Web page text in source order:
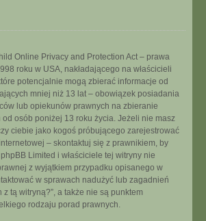
Online Privacy and Protection Act – prawa
roku w USA, nakładającego na właścicieli
potencjalnie mogą zbierać informacje od
mniej niż 13 lat – obowiązek posiadania
lub opiekunów prawnych na zbieranie
osób poniżej 13 roku życia. Jeżeli nie masz
ciebie jako kogoś próbującego zarejestrować
– skontaktuj się z prawnikiem, by
Limited i właściciele tej witryny nie
z wyjątkiem przypadku opisanego w
w sprawach nadużyć lub zagadnień
tą witryną?”, a także nie są punktem
rodzaju porad prawnych.